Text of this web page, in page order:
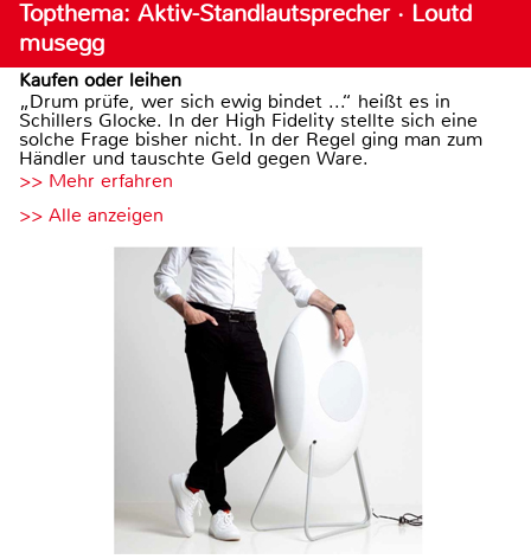
Topthema: Aktiv-Standlautsprecher · Loutd
musegg
Kaufen oder leihen
„Drum prüfe, wer sich ewig bindet ...“ heißt es in
Schillers Glocke. In der High Fidelity stellte sich eine
solche Frage bisher nicht. In der Regel ging man zum
Händler und tauschte Geld gegen Ware.
>> Mehr erfahren
>> Alle anzeigen